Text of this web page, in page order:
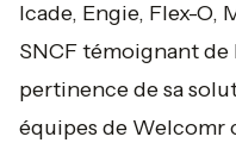
Icade, Engie, Flex-
SNCF témoignant de
pertinence de sa
équipes de Welcomr